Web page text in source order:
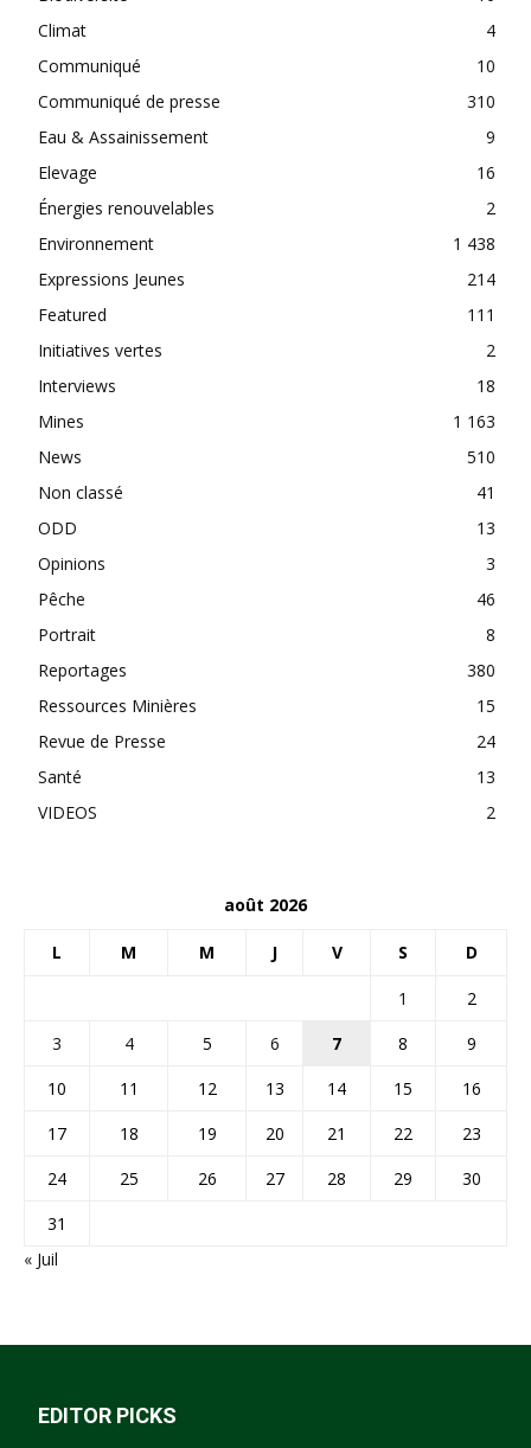
Climat
4
Communiqué
10
Communiqué de presse
310
Eau & Assainissement
9
Elevage
16
Énergies renouvelables
2
Environnement
1 438
Expressions Jeunes
214
Featured
111
Initiatives vertes
2
Interviews
18
Mines
1 163
News
510
Non classé
41
ODD
13
Opinions
3
Pêche
46
Portrait
8
Reportages
380
Ressources Minières
15
Revue de Presse
24
Santé
13
VIDEOS
2
août 2026
L M M J V S D
1
2
3
4 5 6 7 8
9
10
11 12 13 14 15
16
17
18 19 20 21 22
23
24
25 26 27 28 29
30
31
« Juil
EDITOR PICKS